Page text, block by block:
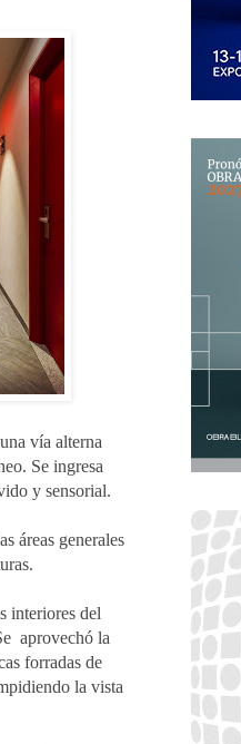
vía alterna
Se ingresa
y sensorial.
áreas generales
interiores del
aprovechó la
forradas de
la vista